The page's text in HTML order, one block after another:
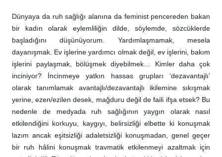
Dünyaya da ruh sağlığı alanına da feminist pencereden bakan
bir kadın olarak eylemliliğin dilde, söylemde, sözcüklerde
başladığını düşünüyorum. Yardımlaşmamak, mesela
dayanışmak. Ev işlerine yardımcı olmak değil, ev işlerini, bakım
işlerini paylaşmak, bölüşmek diyebilmek… Kimler daha çok
inciniyor? İncinmeye yatkın hassas grupları ‘dezavantajlı’
olarak tanımlamak avantajlı/dezavantajlı ikilemine sıkışmak
yerine, ezen/ezilen desek, mağduru değil de faili ifşa etsek? Bu
nedenle de medyada ruh sağlığının yaygın olarak nasıl
etkilendiğini korkuyu, kaygıyı, belirsizliği elbette ki konuşmak
lazım ancak eşitsizliği adaletsizliği konuşmadan, genel geçer
bir ruh hâlini konuşmak travmatik etkilenmeyi azaltmak için